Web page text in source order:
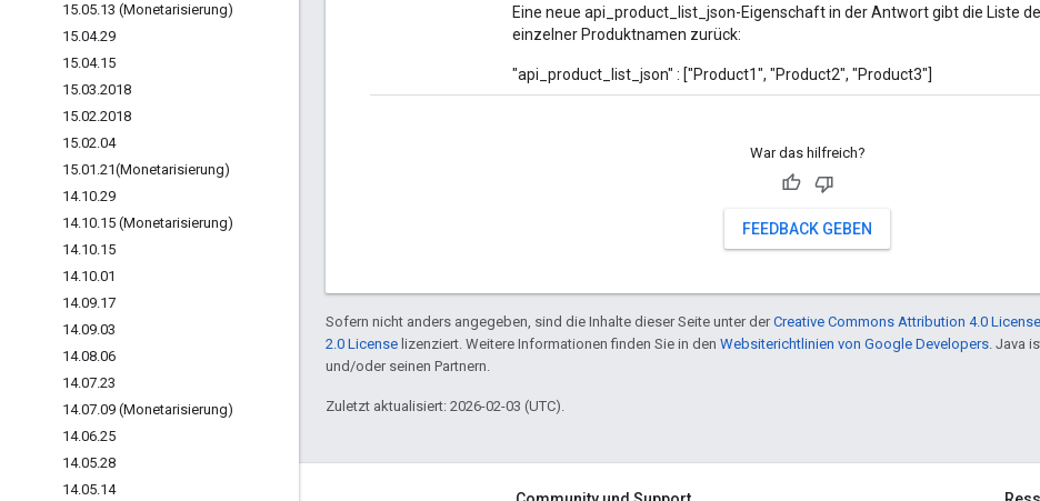
15.05.13 (Monetarisierung)
15.04.29
15.04.15
15.03.2018
15.02.2018
15.02.04
15.01 .21(Monetarisierung)
14.10.29
14.10.15 (Monetarisierung)
14.10.15
14.10.01
14.09.17
14.09.03
14.08.06
14.07.23
14.07.09 (Monetarisierung)
14.06.25
14.05.28
14.05.14
Eine neue api_product_list_json-Eigenschaft in der Antwort gibt die Liste
einzelner Produktnamen zurück:
"api_product_list_json" : ["Product1", "Product2", "Product3"]
War das hilfreich?
FEEDBACK GEBEN
Sofern nicht anders angegeben, sind die Inhalte dieser Seite unter derCreative Commons Attribution 4.0 License
2.0 License lizenziert. Weitere Informationen finden Sie in den Websiterichtlinien von Google Developers. Java
und/oder seinen Partnern.
Zuletzt aktualisiert: 2026-02-03 (UTC).